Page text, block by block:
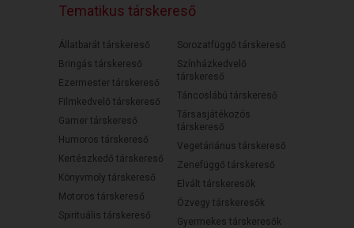
Tematikus társkereső
Állatbarát társkereső
Bringás társkereső
Ezermester társkereső
Filmkedvelő társkereső
Gamer társkereső
Humoros társkereső
Kertészkedő társkereső
Könyvmoly társkereső
Motoros társkereső
Spirituális társkereső
Sorozatfüggő társkereső
Színházkedvelő
társkereső
Táncoslábú társkereső
Társasjátékozós
társkereső
Vegetáriánus társkereső
Zenefüggő társkereső
Elvált társkeresők
Özvegy társkeresők
Gyermekes társkeresők